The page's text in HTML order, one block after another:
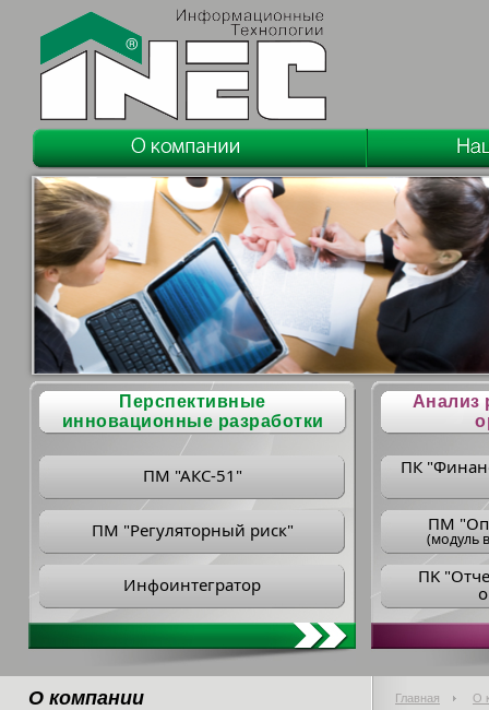
Перспективные
инновационные разработки
ПМ "АКС-51"
ПМ "Регуляторный риск"
Инфоинтегратор
Анализ
ПК
ПM
(модуль
ПK
О компании Главная О